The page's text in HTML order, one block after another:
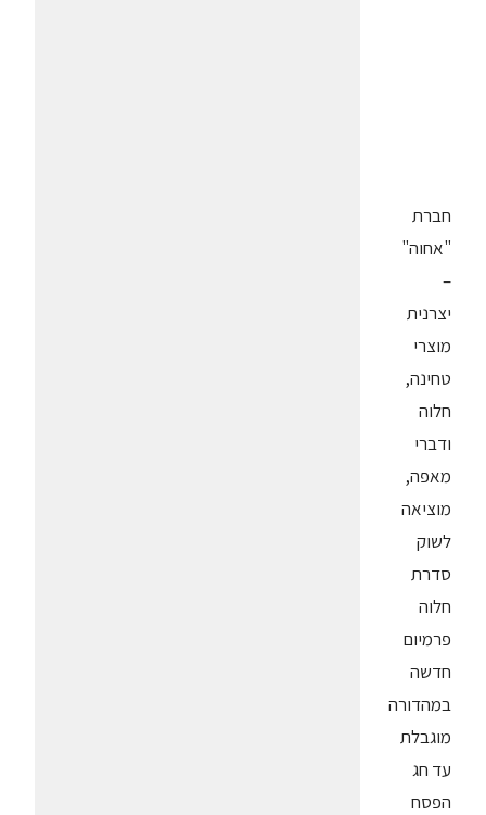
חברת
"אחוה"
–
יצרנית
מוצרי
טחינה,
חלוה
ודברי
מאפה,
מוציאה
לשוק
סדרת
חלוה
פרמיום
חדשה
במהדורה
מוגבלת
עד חג
הפסח